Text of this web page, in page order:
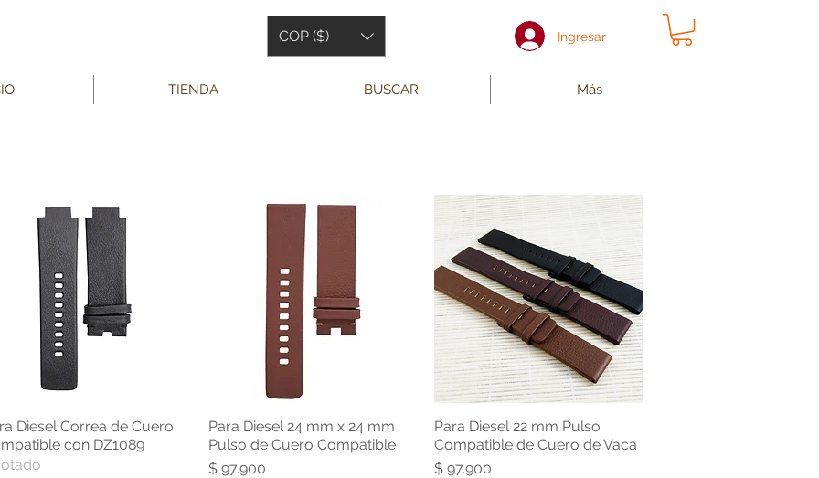
COP ($) Ingresar
TIENDA BUSCAR Más
Vista rápida
Diesel Correa de Cuero
con DZ1089
Vista rápida
Para Diesel 24 mm x 24 mm
Pulso de Cuero Compatible
Precio
$ 97.900
Vista rápida
Para Diesel 22 mm Pulso
Compatible de Cuero de Vaca
Precio
$ 97.900